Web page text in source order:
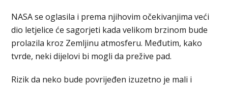
NASA se oglasila i prema njihovim očekivanjima veći
dio letjelice će sagorjeti kada velikom brzinom bude
prolazila kroz Zemljinu atmosferu. Međutim, kako
tvrde, neki dijelovi bi mogli da prežive pad.
Rizik da neko bude povrijeđen izuzetno je mali i